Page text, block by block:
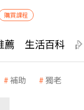
購買課程
薦 生活百科
補助 獨老